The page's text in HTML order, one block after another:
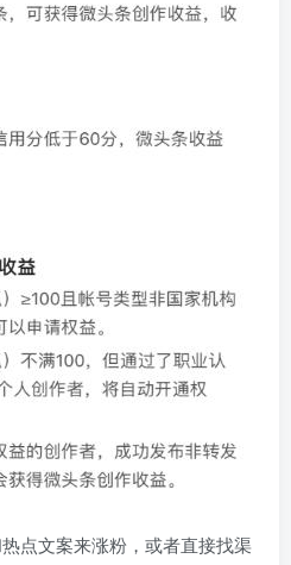
点文案来涨粉，或者直接找渠